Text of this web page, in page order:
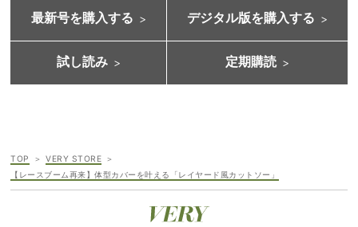
最新号を購入する デジタル版を購入する
試し読み 定期購読
TOP
VERY STORE
【レースブーム再来】体型カバーを叶える「レイヤード風カットソー」